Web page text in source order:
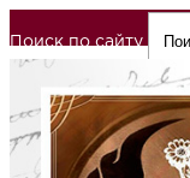
Поиск по сайту